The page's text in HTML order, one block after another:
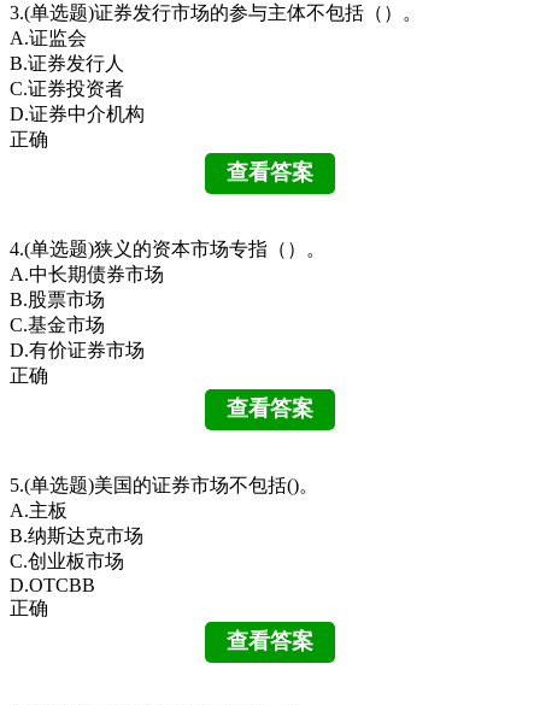
3.(单选题)证券发行市场的参与主体不包括（）。
A.证监会
B.证券发行人
C.证券投资者
D.证券中介机构
正确
4.(单选题)狭义的资本市场专指（）。
A.中长期债券市场
B.股票市场
C.基金市场
D.有价证券市场
正确
5.(单选题)美国的证券市场不包括()。
A.主板
B.纳斯达克市场
C.创业板市场
D.OTCBB
正确